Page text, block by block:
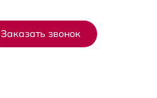
Заказать звонок